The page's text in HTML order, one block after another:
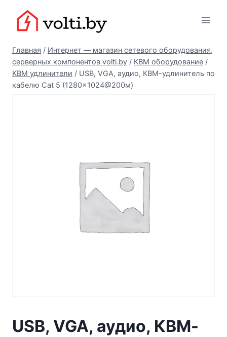
содержимому
Главная / Интернет — магазин сетевого оборудования,
серверных компонентов volti.by / КВМ оборудование /
КВМ удлинители / USB, VGA, аудио, КВМ-удлинитель по
кабелю Cat 5 (1280×1024@200м)
USB, VGA, аудио, КВМ-